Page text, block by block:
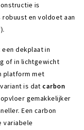
is
en voldoet aan
dekplaat in
of in lichtgewicht
platform met
is dat carbon
gemakkelijker
Een carbon
variabele